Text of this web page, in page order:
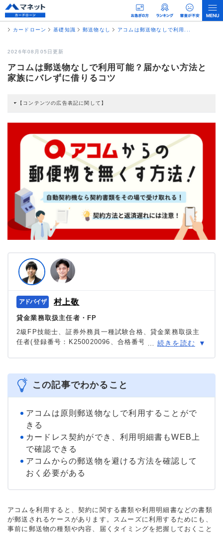
カードローン 基礎知識 郵送物なし アコムは郵送物なしで利用...
2026年08月05日更新
アコムは郵送物なしで利用可能？届かない方法と
家族にバレずに借りるコツ
【コンテンツの広告表記に関して】
だし、特定の商品を根拠なくPRするものではなく、当編集部の調査／ユーザー
への口コミ収集などに基づき、公平性を担保した情報提供を行っています。
>提携企業一覧
村上敬
貸金業務取扱主任者・FP
2級FP技能士、証券外務員一種試験合格、貸金業務取扱主
任者(登録番号：K250020096、合格番号：第F241000177
ン、FX、不動産、保険など、多くの金融領域における情報
メディアの編集・監修に携わり、実績は計2000本以上。ロ
ーン利用者へのインタビューなども多数実施し、専門知識
＞＞公式ページ
続きを読む
この記事でわかること
アコムは原則郵送物なしで利用することがで
きる
カードレス契約ができ、利用明細書もWEB上
で確認できる
アコムからの郵送物を避ける方法を確認して
おく必要がある
アコムを利用すると、契約に関する書類や利用明細書などの書類
が郵送されるケースがあります。スムーズに利用するためにも、
事前に郵送物の種類や内容、届くタイミングを把握しておくこと